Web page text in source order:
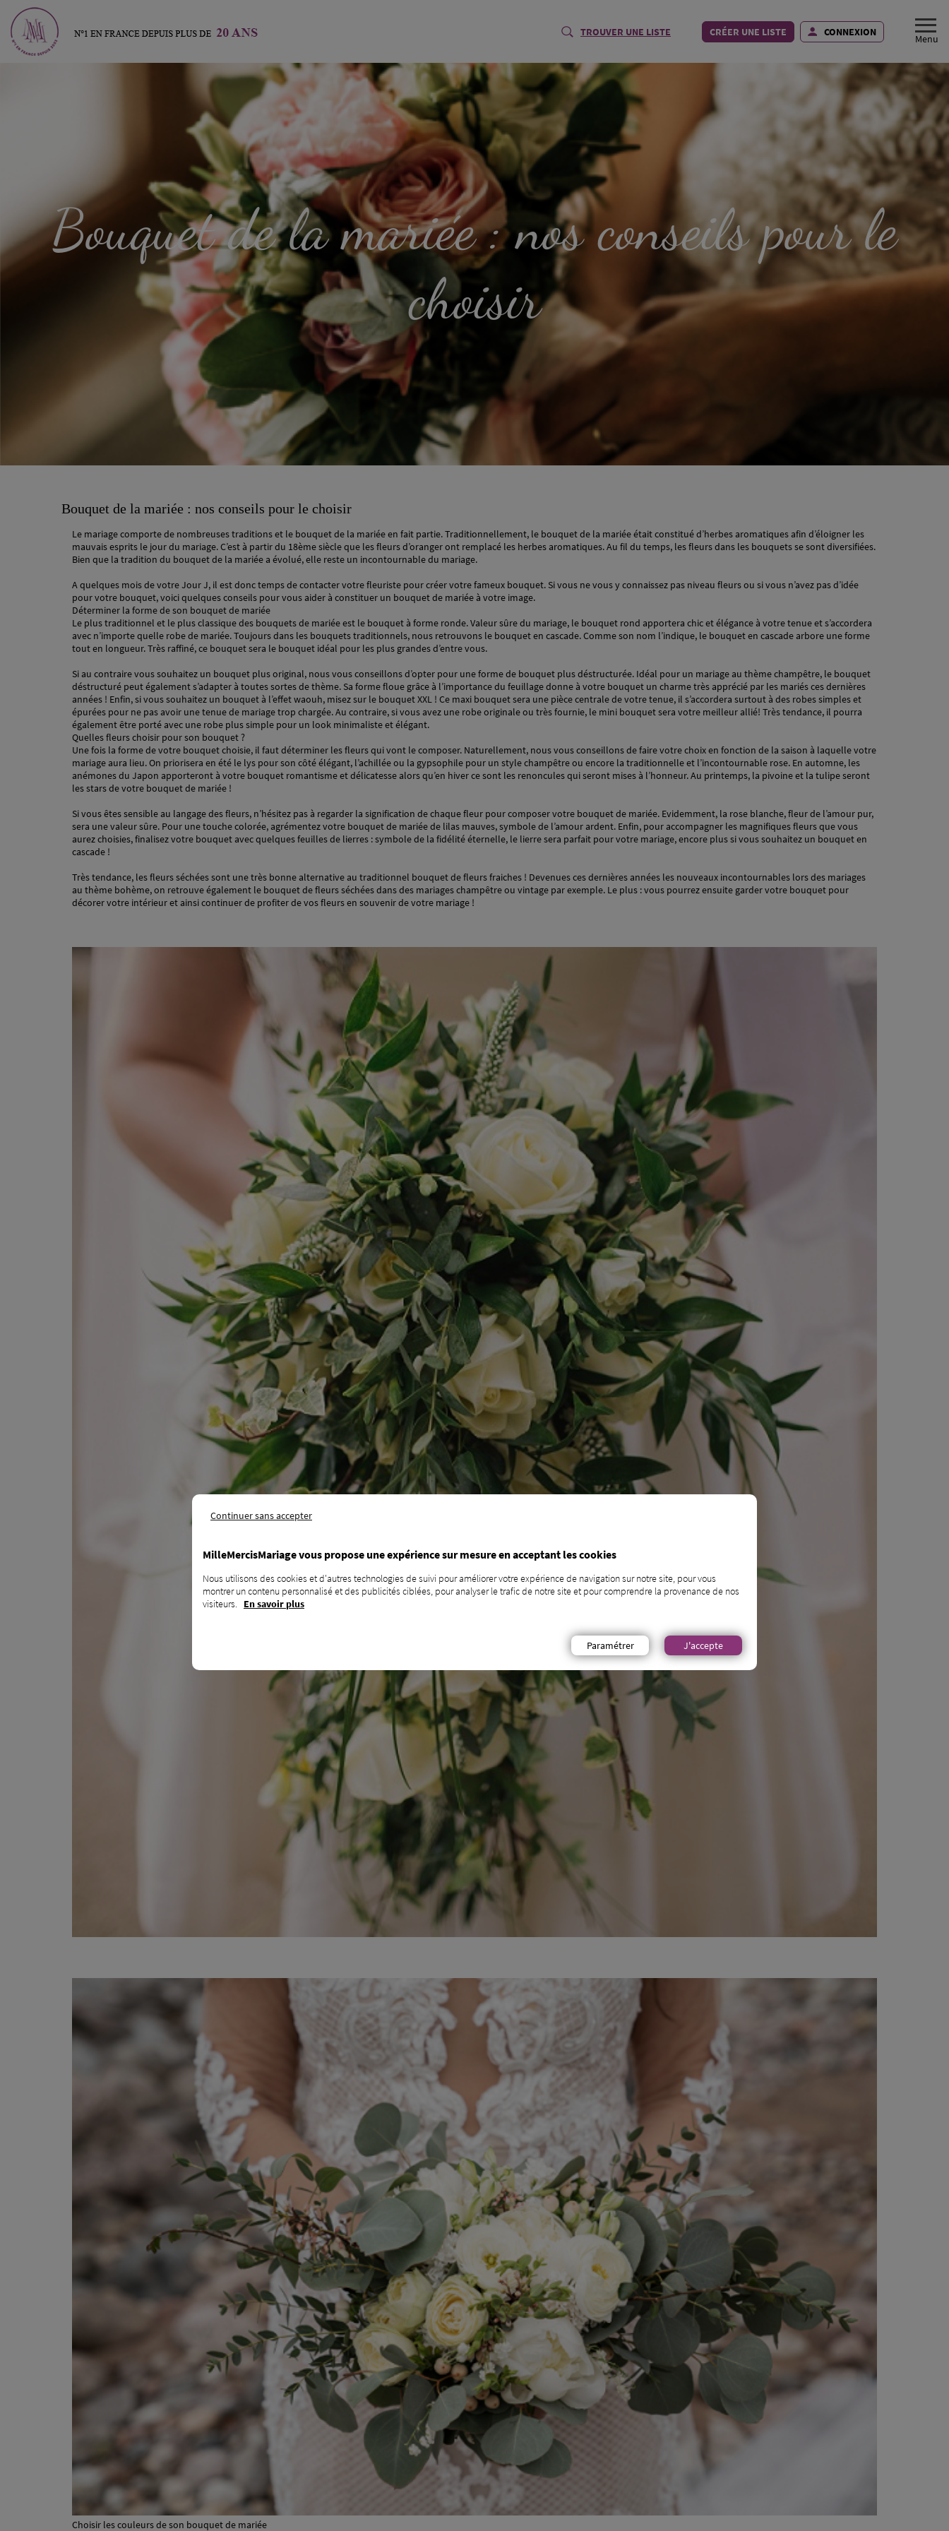
TROUVER UNE LISTE CRÉER UNE LISTE CONNEXION
Bouquet de la mariée : nos conseils pour le
choisir
Bouquet de la mariée : nos conseils pour le choisir
Le mariage comporte de nombreuses traditions et le bouquet de la mariée en fait partie. Traditionnellement, le bouquet de la mariée était constitué d’herbes aromatiques afin d’éloigner les
mauvais esprits le jour du mariage. C’est à partir du 18ème siècle que les fleurs d’oranger ont remplacé les herbes aromatiques. Au fil du temps, les fleurs dans les bouquets se sont diversifiées.
Bien que la tradition du bouquet de la mariée a évolué, elle reste un incontournable du mariage.
A quelques mois de votre Jour J, il est donc temps de contacter votre fleuriste pour créer votre fameux bouquet. Si vous ne vous y connaissez pas niveau fleurs ou si vous n’avez pas d’idée
pour votre bouquet, voici quelques conseils pour vous aider à constituer un bouquet de mariée à votre image.
Déterminer la forme de son bouquet de mariée
Le plus traditionnel et le plus classique des bouquets de mariée est le bouquet à forme ronde. Valeur sûre du mariage, le bouquet rond apportera chic et élégance à votre tenue et s’accordera
avec n’importe quelle robe de mariée. Toujours dans les bouquets traditionnels, nous retrouvons le bouquet en cascade. Comme son nom l’indique, le bouquet en cascade arbore une forme
tout en longueur. Très raffiné, ce bouquet sera le bouquet idéal pour les plus grandes d’entre vous.
Si au contraire vous souhaitez un bouquet plus original, nous vous conseillons d’opter pour une forme de bouquet plus déstructurée. Idéal pour un mariage au thème champêtre, le bouquet
déstructuré peut également s’adapter à toutes sortes de thème. Sa forme floue grâce à l’importance du feuillage donne à votre bouquet un charme très apprécié par les mariés ces dernières
années ! Enfin, si vous souhaitez un bouquet à l’effet waouh, misez sur le bouquet XXL ! Ce maxi bouquet sera une pièce centrale de votre tenue, il s’accordera surtout à des robes simples et
épurées pour ne pas avoir une tenue de mariage trop chargée. Au contraire, si vous avez une robe originale ou très fournie, le mini bouquet sera votre meilleur allié! Très tendance, il pourra
également être porté avec une robe plus simple pour un look minimaliste et élégant.
Quelles fleurs choisir pour son bouquet ?
Une fois la forme de votre bouquet choisie, il faut déterminer les fleurs qui vont le composer. Naturellement, nous vous conseillons de faire votre choix en fonction de la saison à laquelle votre
mariage aura lieu. On priorisera en été le lys pour son côté élégant, l’achillée ou la gypsophile pour un style champêtre ou encore la traditionnelle et l’incontournable rose. En automne, les
anémones du Japon apporteront à votre bouquet romantisme et délicatesse alors qu’en hiver ce sont les renoncules qui seront mises à l’honneur. Au printemps, la pivoine et la tulipe seront
les stars de votre bouquet de mariée !
Si vous êtes sensible au langage des fleurs, n’hésitez pas à regarder la signification de chaque fleur pour composer votre bouquet de mariée. Evidemment, la rose blanche, fleur de l’amour pur,
sera une valeur sûre. Pour une touche colorée, agrémentez votre bouquet de mariée de lilas mauves, symbole de l’amour ardent. Enfin, pour accompagner les magnifiques fleurs que vous
aurez choisies, finalisez votre bouquet avec quelques feuilles de lierres : symbole de la fidélité éternelle, le lierre sera parfait pour votre mariage, encore plus si vous souhaitez un bouquet en
cascade !
Très tendance, les fleurs séchées sont une très bonne alternative au traditionnel bouquet de fleurs fraiches ! Devenues ces dernières années les nouveaux incontournables lors des mariages
au thème bohème, on retrouve également le bouquet de fleurs séchées dans des mariages champêtre ou vintage par exemple. Le plus : vous pourrez ensuite garder votre bouquet pour
décorer votre intérieur et ainsi continuer de profiter de vos fleurs en souvenir de votre mariage !
Choisir les couleurs de son bouquet de mariée
Continuer sans accepter
MilleMercisMariage vous propose une expérience sur mesure en acceptant les cookies
Nous utilisons des cookies et d'autres technologies de suivi pour améliorer votre expérience de navigation sur notre site, pour vous
montrer un contenu personnalisé et des publicités ciblées, pour analyser le trafic de notre site et pour comprendre la provenance de nos
visiteurs. En savoir plus
Paramétrer J'accepte